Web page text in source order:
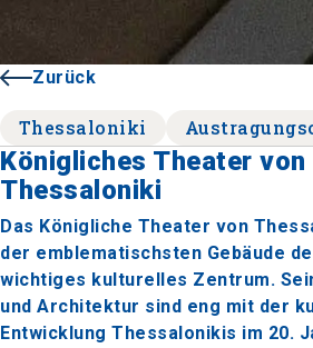
Zurück
Thessaloniki
Königliches Theater von
Thessaloniki
Das Königliche Theater von
der emblematischsten Gebäude
wichtiges kulturelles Zentrum.
und Architektur sind eng mit der
Entwicklung Thessalonikis im 20.